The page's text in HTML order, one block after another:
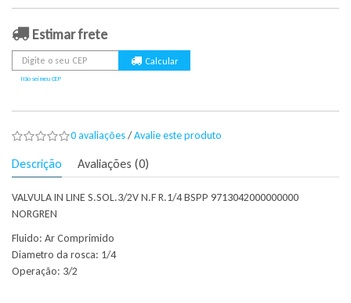
Estimar frete
Não sei meu CEP
0 avaliações/Avalie este produto
Descrição Avaliações (0)
VALVULA IN LINE S.SOL.3/2V N.F R.1/4 BSPP 9713042000000000
NORGREN
Fluido: Ar Comprimido
Diametro da rosca: 1/4
Operação: 3/2